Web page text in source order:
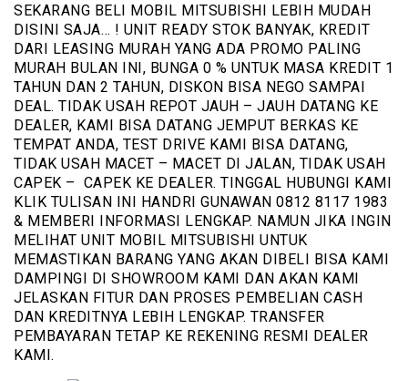
SEKARANG BELI MOBIL MITSUBISHI LEBIH MUDAH
DISINI SAJA… ! UNIT READY STOK BANYAK, KREDIT
DARI LEASING MURAH YANG ADA PROMO PALING
MURAH BULAN INI, BUNGA 0 % UNTUK MASA KREDIT 1
TAHUN DAN 2 TAHUN, DISKON BISA NEGO SAMPAI
DEAL. TIDAK USAH REPOT JAUH – JAUH DATANG KE
DEALER, KAMI BISA DATANG JEMPUT BERKAS KE
TEMPAT ANDA, TEST DRIVE KAMI BISA DATANG,
TIDAK USAH MACET – MACET DI JALAN, TIDAK USAH
CAPEK – CAPEK KE DEALER. TINGGAL HUBUNGI KAMI
KLIK TULISAN INI HANDRI GUNAWAN 0812 8117 1983
& MEMBERI INFORMASI LENGKAP. NAMUN JIKA INGIN
MELIHAT UNIT MOBIL MITSUBISHI UNTUK
MEMASTIKAN BARANG YANG AKAN DIBELI BISA KAMI
DAMPINGI DI SHOWROOM KAMI DAN AKAN KAMI
JELASKAN FITUR DAN PROSES PEMBELIAN CASH
DAN KREDITNYA LEBIH LENGKAP. TRANSFER
PEMBAYARAN TETAP KE REKENING RESMI DEALER
KAMI.